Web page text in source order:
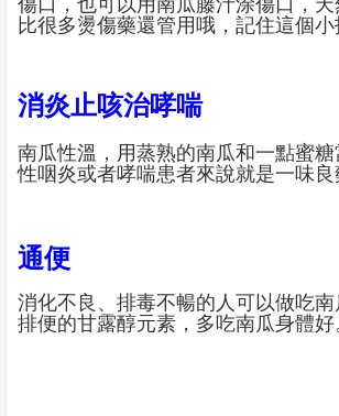
傷口，也可以用南瓜藤汁涂傷口，
比很多燙傷藥還管用哦，記住這個小
消炎止咳治哮喘
南瓜性溫，用蒸熟的南瓜和一點蜜
性咽炎或者哮喘患者來說就是一味良
通便
消化不良、排毒不暢的人可以做吃
排便的甘露醇元素，多吃南瓜身體好